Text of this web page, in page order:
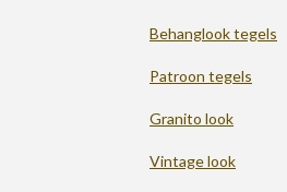
Behanglook tegels
Patroon tegels
Granito look
Vintage look